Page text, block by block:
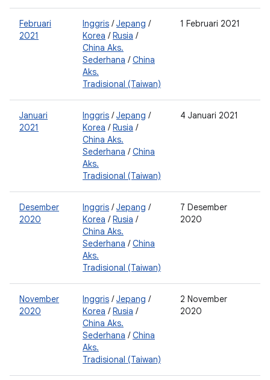
Februari
2021
Inggris /Jepang /
Korea /Rusia /
China Aks.
Sederhana /China
Aks.
Tradisional (Taiwan)
1 Februari 2021
Januari
2021
Inggris /Jepang /
Korea /Rusia /
China Aks.
Sederhana /China
Aks.
Tradisional (Taiwan)
4 Januari 2021
Desember
2020
Inggris /Jepang /
Korea /Rusia /
China Aks.
Sederhana /China
Aks.
Tradisional (Taiwan)
7 Desember
2020
November
2020
Inggris /Jepang /
Korea /Rusia /
China Aks.
Sederhana /China
Aks.
Tradisional (Taiwan)
2 November
2020